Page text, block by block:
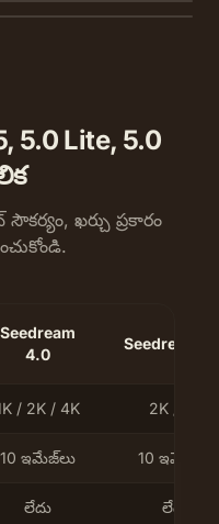
5.0 Lite, 5.0
ఖర్చు ప్రకారం
Seedream
4.0
Seedream
/ 2K / 4K 2K / 4K
10 ఇమేజ్‌లు 10 ఇమేజ్‌లు
లేదు లేదు